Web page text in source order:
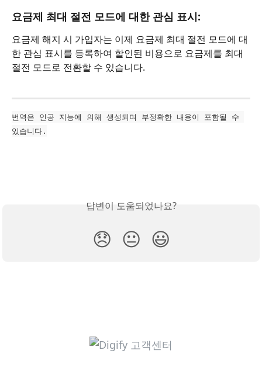
요금제 최대 절전 모드에 대한 관심 표시:
요금제 해지 시 가입자는 이제 요금제 최대 절전 모드에 대
한 관심 표시를 등록하여 할인된 비용으로 요금제를 최대
절전 모드로 전환할 수 있습니다.
번역은 인공 지능에 의해 생성되며 부정확한 내용이 포함될 수
있습니다.
답변이 도움되었나요?
😞 😐 😃